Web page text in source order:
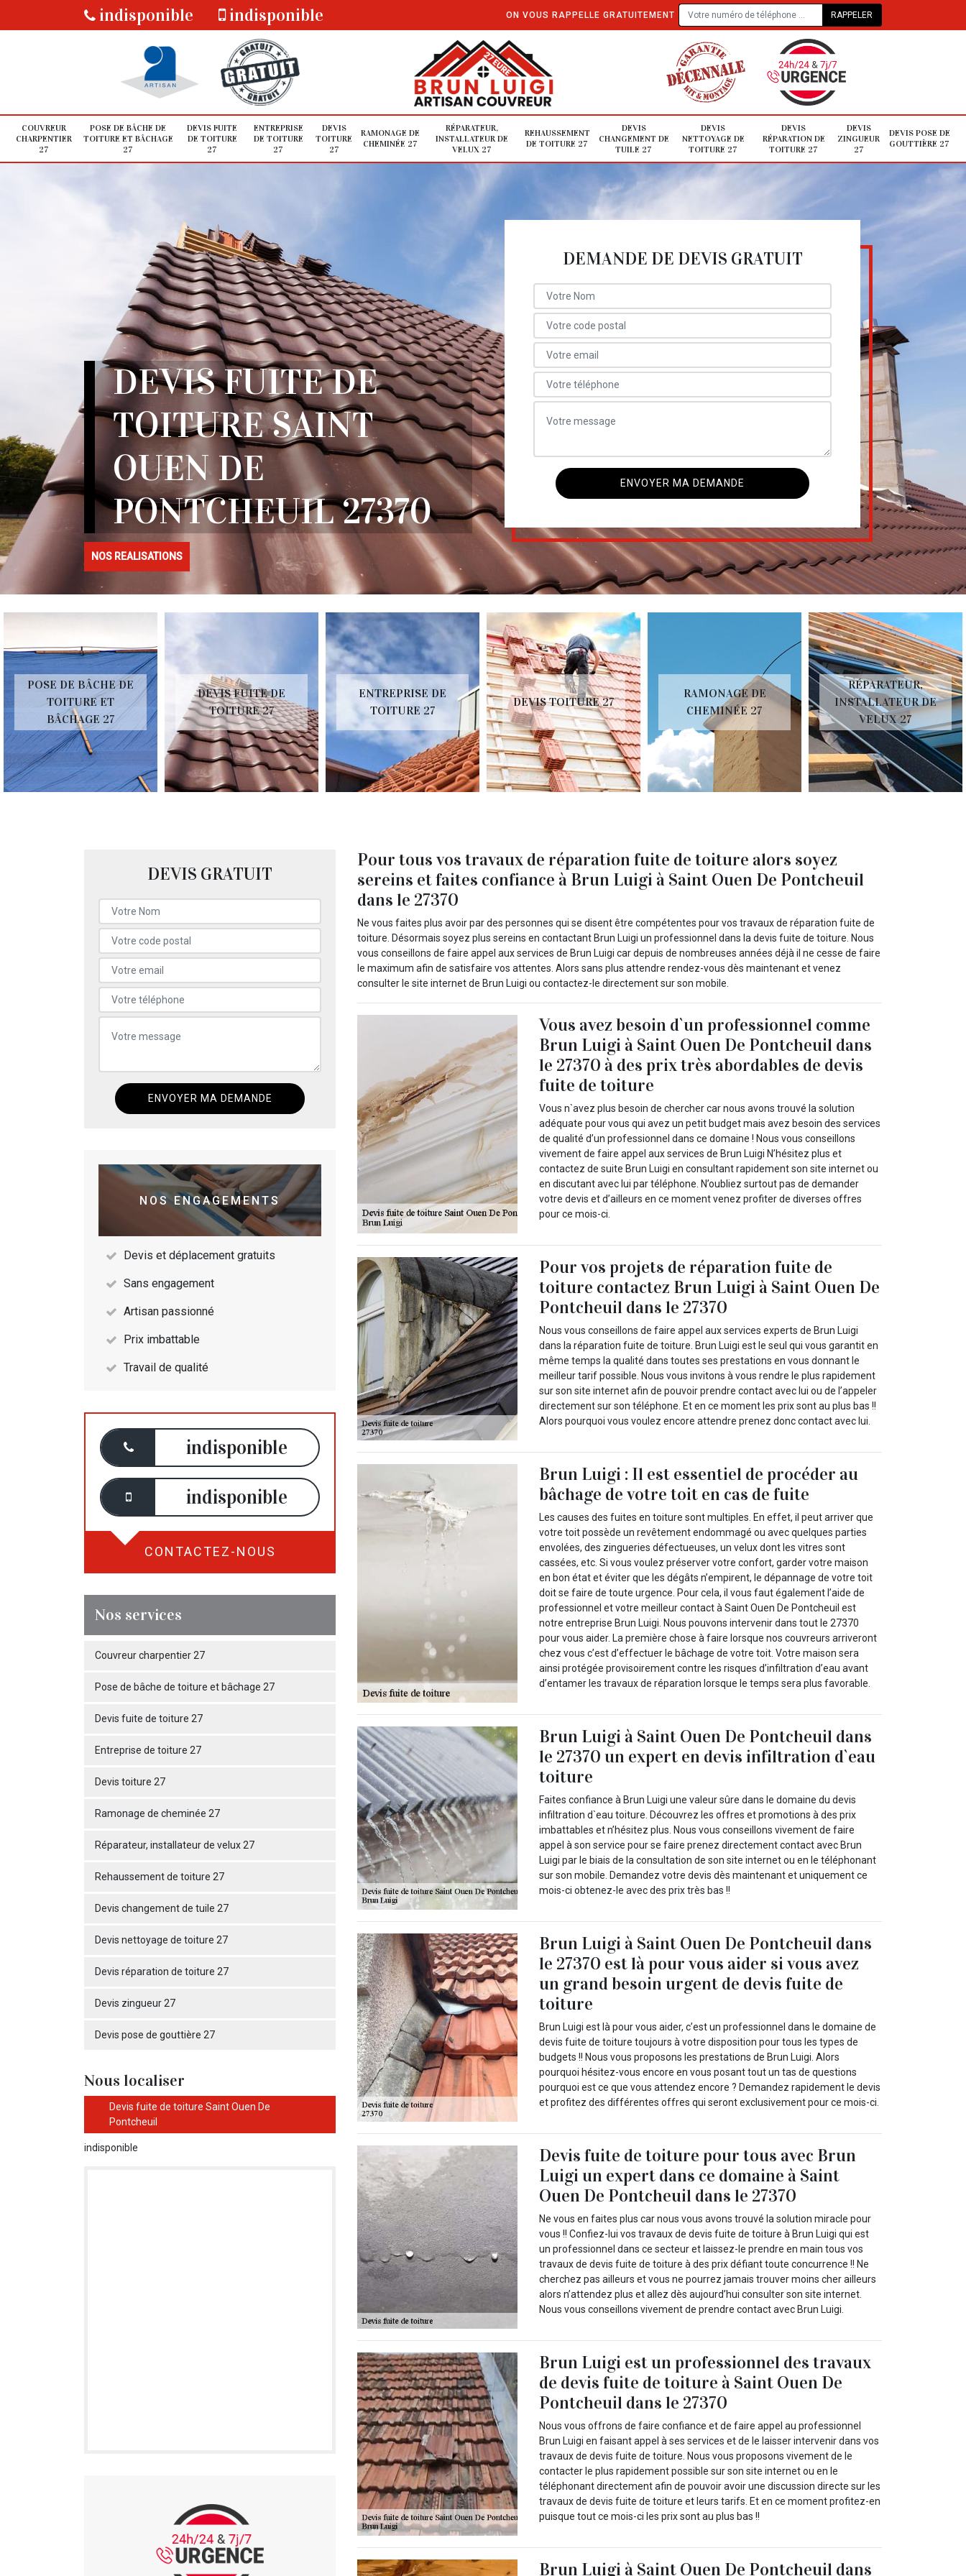
indisponible indisponible ON VOUS RAPPELLE GRATUITEMENT
COUVREUR
CHARPENTIER
27
POSE DE BÂCHE DE
TOITURE ET BÂCHAGE
27
DEVIS FUITE
DE TOITURE
27
ENTREPRISE
DE TOITURE
27
DEVIS
TOITURE
27
RAMONAGE DE
CHEMINÉE 27
RÉPARATEUR,
INSTALLATEUR DE
VELUX 27
REHAUSSEMENT
DE TOITURE 27
DEVIS
CHANGEMENT DE
TUILE 27
DEVIS
NETTOYAGE DE
TOITURE 27
DEVIS
RÉPARATION DE
TOITURE 27
DEVIS
ZINGUEUR
27
DEVIS POSE DE
GOUTTIÈRE 27
DEVIS FUITE DE
TOITURE SAINT
OUEN DE
PONTCHEUIL 27370
NOS REALISATIONS
DEMANDE DE DEVIS GRATUIT
POSE DE BÂCHE DE
TOITURE ET
BÂCHAGE 27
DEVIS FUITE DE
TOITURE 27
ENTREPRISE DE
TOITURE 27
DEVIS TOITURE 27
RAMONAGE DE
CHEMINÉE 27
RÉPARATEUR,
INSTALLATEUR DE
VELUX 27
DEVIS GRATUIT
NOS ENGAGEMENTS
Devis et déplacement gratuits
Sans engagement
Artisan passionné
Prix imbattable
Travail de qualité
indisponible
indisponible
CONTACTEZ-NOUS
Nos services
Couvreur charpentier 27
Pose de bâche de toiture et bâchage 27
Devis fuite de toiture 27
Entreprise de toiture 27
Devis toiture 27
Ramonage de cheminée 27
Réparateur, installateur de velux 27
Rehaussement de toiture 27
Devis changement de tuile 27
Devis nettoyage de toiture 27
Devis réparation de toiture 27
Devis zingueur 27
Devis pose de gouttière 27
Nous localiser
Devis fuite de toiture Saint Ouen De
Pontcheuil
indisponible
Pour tous vos travaux de réparation fuite de toiture alors soyez
sereins et faites confiance à Brun Luigi à Saint Ouen De Pontcheuil
dans le 27370
Ne vous faites plus avoir par des personnes qui se disent être compétentes pour vos travaux de réparation fuite de
toiture. Désormais soyez plus sereins en contactant Brun Luigi un professionnel dans la devis fuite de toiture. Nous
vous conseillons de faire appel aux services de Brun Luigi car depuis de nombreuses années déjà il ne cesse de faire
le maximum afin de satisfaire vos attentes. Alors sans plus attendre rendez-vous dès maintenant et venez
consulter le site internet de Brun Luigi ou contactez-le directement sur son mobile.
Vous avez besoin d`un professionnel comme
Brun Luigi à Saint Ouen De Pontcheuil dans
le 27370 à des prix très abordables de devis
fuite de toiture
Vous n`avez plus besoin de chercher car nous avons trouvé la solution
adéquate pour vous qui avez un petit budget mais avez besoin des services
de qualité d’un professionnel dans ce domaine ! Nous vous conseillons
vivement de faire appel aux services de Brun Luigi N’hésitez plus et
contactez de suite Brun Luigi en consultant rapidement son site internet ou
en discutant avec lui par téléphone. N’oubliez surtout pas de demander
votre devis et d’ailleurs en ce moment venez profiter de diverses offres
pour ce mois-ci.
Pour vos projets de réparation fuite de
toiture contactez Brun Luigi à Saint Ouen De
Pontcheuil dans le 27370
Nous vous conseillons de faire appel aux services experts de Brun Luigi
dans la réparation fuite de toiture. Brun Luigi est le seul qui vous garantit en
même temps la qualité dans toutes ses prestations en vous donnant le
meilleur tarif possible. Nous vous invitons à vous rendre le plus rapidement
sur son site internet afin de pouvoir prendre contact avec lui ou de l’appeler
directement sur son téléphone. Et en ce moment les prix sont au plus bas !!
Alors pourquoi vous voulez encore attendre prenez donc contact avec lui.
Brun Luigi : Il est essentiel de procéder au
bâchage de votre toit en cas de fuite
Les causes des fuites en toiture sont multiples. En effet, il peut arriver que
votre toit possède un revêtement endommagé ou avec quelques parties
envolées, des zingueries défectueuses, un velux dont les vitres sont
cassées, etc. Si vous voulez préserver votre confort, garder votre maison
en bon état et éviter que les dégâts n’empirent, le dépannage de votre toit
doit se faire de toute urgence. Pour cela, il vous faut également l’aide de
professionnel et votre meilleur contact à Saint Ouen De Pontcheuil est
notre entreprise Brun Luigi. Nous pouvons intervenir dans tout le 27370
pour vous aider. La première chose à faire lorsque nos couvreurs arriveront
chez vous c’est d’effectuer le bâchage de votre toit. Votre maison sera
ainsi protégée provisoirement contre les risques d’infiltration d’eau avant
d’entamer les travaux de réparation lorsque le temps sera plus favorable.
Brun Luigi à Saint Ouen De Pontcheuil dans
le 27370 un expert en devis infiltration d`eau
toiture
Faites confiance à Brun Luigi une valeur sûre dans le domaine du devis
infiltration d`eau toiture. Découvrez les offres et promotions à des prix
imbattables et n’hésitez plus. Nous vous conseillons vivement de faire
appel à son service pour se faire prenez directement contact avec Brun
Luigi par le biais de la consultation de son site internet ou en le téléphonant
sur son mobile. Demandez votre devis dès maintenant et uniquement ce
mois-ci obtenez-le avec des prix très bas !!
Brun Luigi à Saint Ouen De Pontcheuil dans
le 27370 est là pour vous aider si vous avez
un grand besoin urgent de devis fuite de
toiture
Brun Luigi est là pour vous aider, c’est un professionnel dans le domaine de
devis fuite de toiture toujours à votre disposition pour tous les types de
budgets !! Nous vous proposons les prestations de Brun Luigi. Alors
pourquoi hésitez-vous encore en vous posant tout un tas de questions
pourquoi est ce que vous attendez encore ? Demandez rapidement le devis
et profitez des différentes offres qui seront exclusivement pour ce mois-ci.
Devis fuite de toiture pour tous avec Brun
Luigi un expert dans ce domaine à Saint
Ouen De Pontcheuil dans le 27370
Ne vous en faites plus car nous vous avons trouvé la solution miracle pour
vous !! Confiez-lui vos travaux de devis fuite de toiture à Brun Luigi qui est
un professionnel dans ce secteur et laissez-le prendre en main tous vos
travaux de devis fuite de toiture à des prix défiant toute concurrence !! Ne
cherchez pas ailleurs et vous ne pourrez jamais trouver moins cher ailleurs
alors n’attendez plus et allez dès aujourd’hui consulter son site internet.
Nous vous conseillons vivement de prendre contact avec Brun Luigi.
Brun Luigi est un professionnel des travaux
de devis fuite de toiture à Saint Ouen De
Pontcheuil dans le 27370
Nous vous offrons de faire confiance et de faire appel au professionnel
Brun Luigi en faisant appel à ses services et de le laisser intervenir dans vos
travaux de devis fuite de toiture. Nous vous proposons vivement de le
contacter le plus rapidement possible sur son site internet ou en le
téléphonant directement afin de pouvoir avoir une discussion directe sur les
travaux de devis fuite de toiture et leurs tarifs. Et en ce moment profitez-en
puisque tout ce mois-ci les prix sont au plus bas !!
Brun Luigi à Saint Ouen De Pontcheuil dans